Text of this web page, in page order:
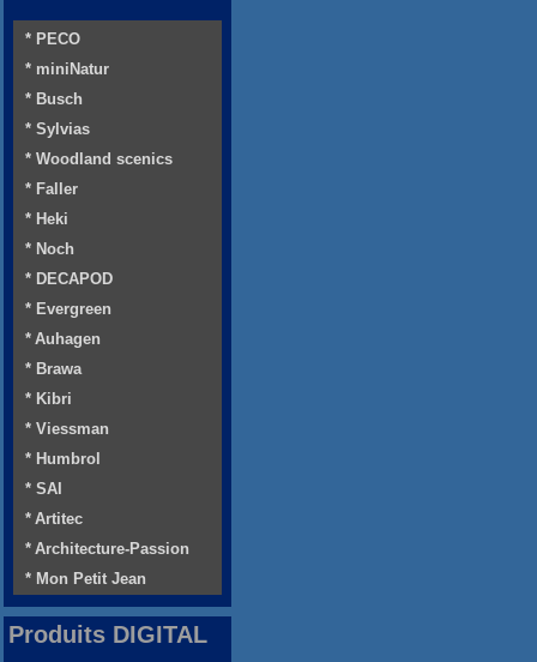
* PECO
* miniNatur
* Busch
* Sylvias
* Woodland scenics
* Faller
* Heki
* Noch
* DECAPOD
* Evergreen
* Auhagen
* Brawa
* Kibri
* Viessman
* Humbrol
* SAI
* Artitec
* Architecture-Passion
* Mon Petit Jean
Produits DIGITAL